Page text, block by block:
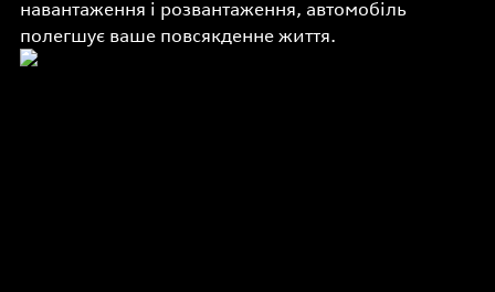
навантаження і розвантаження, автомобіль
полегшує ваше повсякденне життя.